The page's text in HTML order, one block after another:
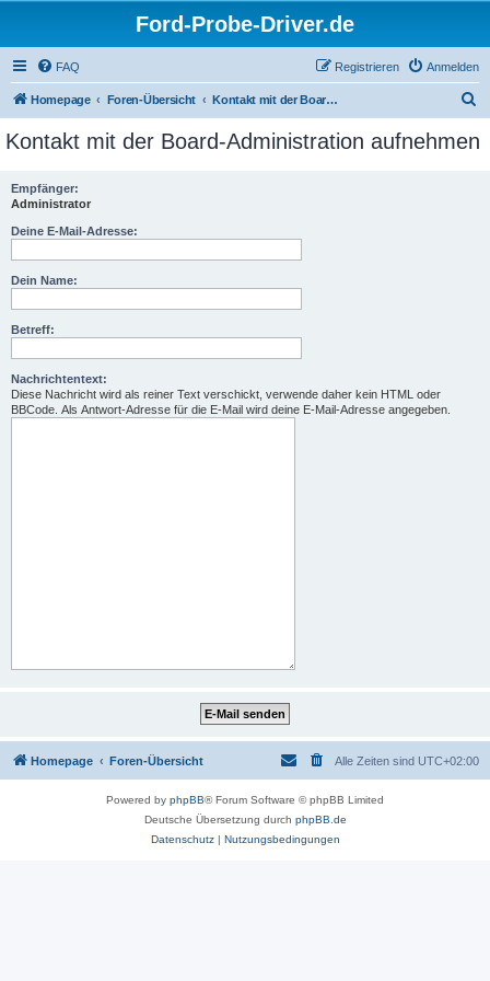
Ford-Probe-Driver.de
FAQ Anmelden
Registrieren
Homepage Foren-Übersicht Kontakt mit der Board-Administration aufnehmen
c
Kontakt mit der Board-Administration aufnehmen
Empfänger:
Administrator
Deine E-Mail-Adresse:
Dein Name:
Betreff:
Nachrichtentext:
Diese Nachricht wird als reiner Text verschickt, verwende daher kein HTML oder
BBCode. Als Antwort-Adresse für die E-Mail wird deine E-Mail-Adresse angegeben.
Homepage Foren-Übersicht Alle Zeiten sind UTC+02:00
Powered by phpBB® Forum Software © phpBB Limited
Deutsche Übersetzung durch phpBB.de
Datenschutz| Nutzungsbedingungen